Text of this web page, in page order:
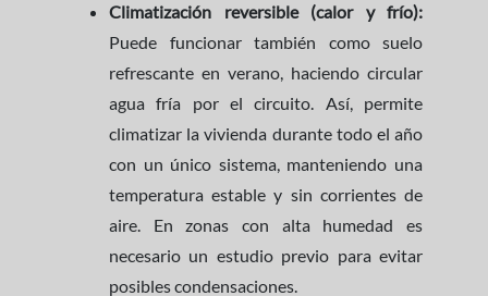
Climatización reversible (calor y frío):
Puede funcionar también como suelo
refrescante en verano, haciendo circular
agua fría por el circuito. Así, permite
climatizar la vivienda durante todo el año
con un único sistema, manteniendo una
temperatura estable y sin corrientes de
aire. En zonas con alta humedad es
necesario un estudio previo para evitar
posibles condensaciones.